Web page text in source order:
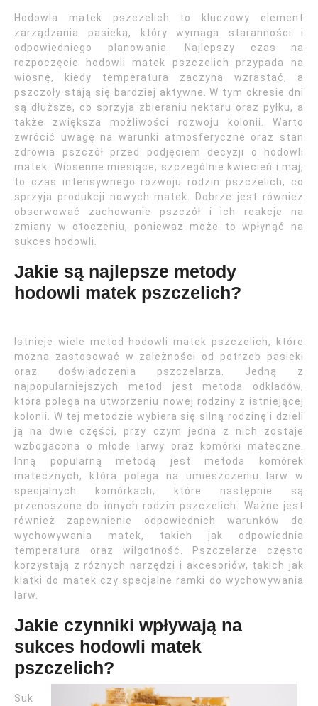
Hodowla matek pszczelich to kluczowy element
zarządzania pasieką, który wymaga staranności i
odpowiedniego planowania. Najlepszy czas na
rozpoczęcie hodowli matek pszczelich przypada na
wiosnę, kiedy temperatura zaczyna wzrastać, a
pszczoły stają się bardziej aktywne. W tym okresie dni
są dłuższe, co sprzyja zbieraniu nektaru oraz pyłku, a
także zwiększa możliwości rozwoju kolonii. Warto
zwrócić uwagę na warunki atmosferyczne oraz stan
zdrowia pszczół przed podjęciem decyzji o hodowli
matek. Wiosenne miesiące, szczególnie kwiecień i maj,
to czas intensywnego rozwoju rodzin pszczelich, co
sprzyja produkcji nowych matek. Dobrze jest również
obserwować zachowanie pszczół i ich reakcje na
zmiany w otoczeniu, ponieważ może to wpłynąć na
sukces hodowli.
Jakie są najlepsze metody
hodowli matek pszczelich?
Istnieje wiele metod hodowli matek pszczelich, które
można zastosować w zależności od potrzeb pasieki
oraz doświadczenia pszczelarza. Jedną z
najpopularniejszych metod jest metoda odkładów,
która polega na utworzeniu nowej rodziny z istniejącej
kolonii. W tej metodzie wybiera się silną rodzinę i dzieli
ją na dwie części, przy czym jedna z nich zostaje
wzbogacona o młode larwy oraz komórki mateczne.
Inną popularną metodą jest metoda komórek
matecznych, która polega na umieszczeniu larw w
specjalnych komórkach, które następnie są
przenoszone do innych rodzin pszczelich. Ważne jest
również zapewnienie odpowiednich warunków do
wychowywania matek, takich jak odpowiednia
temperatura oraz wilgotność. Pszczelarze często
korzystają z różnych narzędzi i akcesoriów, takich jak
klatki do matek czy specjalne ramki do wychowywania
larw.
Jakie czynniki wpływają na
sukces hodowli matek
pszczelich?
Suk